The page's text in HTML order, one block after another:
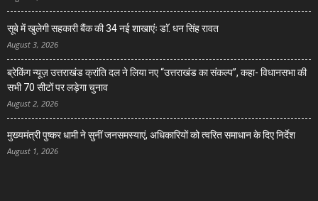
सूबे में खुलेगी सहकारी बैंक की 34 नई शाखाएंः डाॅ. धन सिंह रावत
August 3, 2026
ब्रेकिंग न्यूज़ उत्तराखंड क्रांति दल ने लिया नए “उत्तराखंड का संकल्प”, कहा- विधानसभा की
सभी 70 सीटों पर लड़ेगा चुनाव
August 2, 2026
मुख्यमंत्री पुष्कर धामी ने सुनीं जनसमस्याएं, अधिकारियों को त्वरित समाधान के दिए निर्देश
August 1, 2026